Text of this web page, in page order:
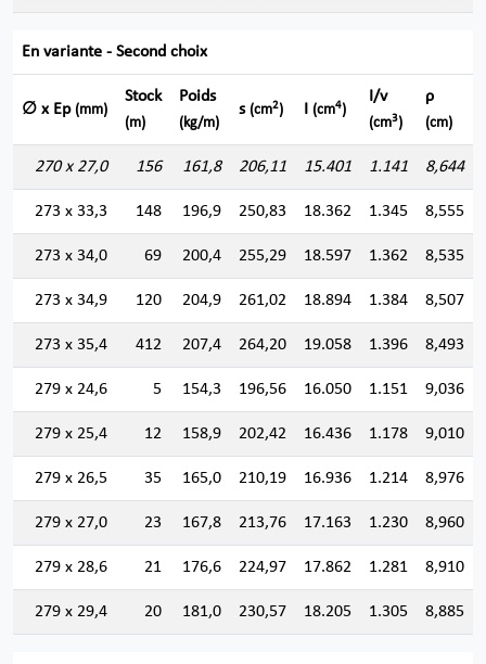
En variante - Second choix
∅ x Ep (mm)
Stock
(m)
Poids
(kg/m)
s (cm2) I (cm4)
I/v
(cm3)
ρ
(cm)
270 x 27,0 156 161,8 206,11 15.401 1.141 8,644
273 x 33,3 148 196,9 250,83 18.362 1.345 8,555
273 x 34,0 69 200,4 255,29 18.597 1.362 8,535
273 x 34,9 120 204,9 261,02 18.894 1.384 8,507
273 x 35,4 412 207,4 264,20 19.058 1.396 8,493
279 x 24,6 5 154,3 196,56 16.050 1.151 9,036
279 x 25,4 12 158,9 202,42 16.436 1.178 9,010
279 x 26,5 35 165,0 210,19 16.936 1.214 8,976
279 x 27,0 23 167,8 213,76 17.163 1.230 8,960
279 x 28,6 21 176,6 224,97 17.862 1.281 8,910
279 x 29,4 20 181,0 230,57 18.205 1.305 8,885